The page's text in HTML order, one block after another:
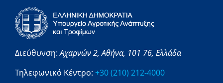
Διεύθυνση:Αχαρνών 2,Αθήνα, 101 76, Ελλάδα
Τηλεφωνικό Κέντρο: +30 (210) 212-4000